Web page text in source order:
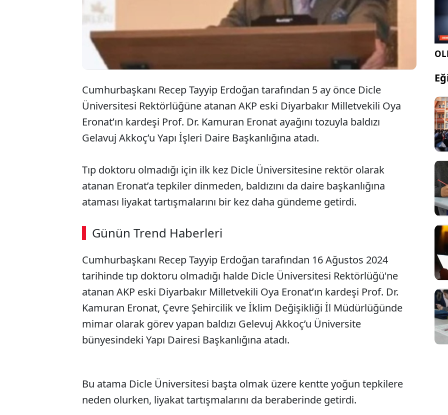
Cumhurbaşkanı Recep Tayyip Erdoğan tarafından 5 ay önce Dicle
Üniversitesi Rektörlüğüne atanan AKP eski Diyarbakır Milletvekili Oya
Eronat’ın kardeşi Prof. Dr. Kamuran Eronat ayağını tozuyla baldızı
Gelavuj Akkoç’u Yapı İşleri Daire Başkanlığına atadı.
Tıp doktoru olmadığı için ilk kez Dicle Üniversitesine rektör olarak
atanan Eronat’a tepkiler dinmeden, baldızını da daire başkanlığına
ataması liyakat tartışmalarını bir kez daha gündeme getirdi.
Günün Trend Haberleri
00:02 / 09:08
Sesi Aç
Cumhurbaşkanı Recep Tayyip Erdoğan tarafından 16 Ağustos 2024
tarihinde tıp doktoru olmadığı halde Dicle Üniversitesi Rektörlüğü'ne
atanan AKP eski Diyarbakır Milletvekili Oya Eronat’ın kardeşi Prof. Dr.
Kamuran Eronat, Çevre Şehircilik ve İklim Değişikliği İl Müdürlüğünde
mimar olarak görev yapan baldızı Gelevuj Akkoç’u Üniversite
bünyesindeki Yapı Dairesi Başkanlığına atadı.
Bu atama Dicle Üniversitesi başta olmak üzere kentte yoğun tepkilere
neden olurken, liyakat tartışmalarını da beraberinde getirdi.